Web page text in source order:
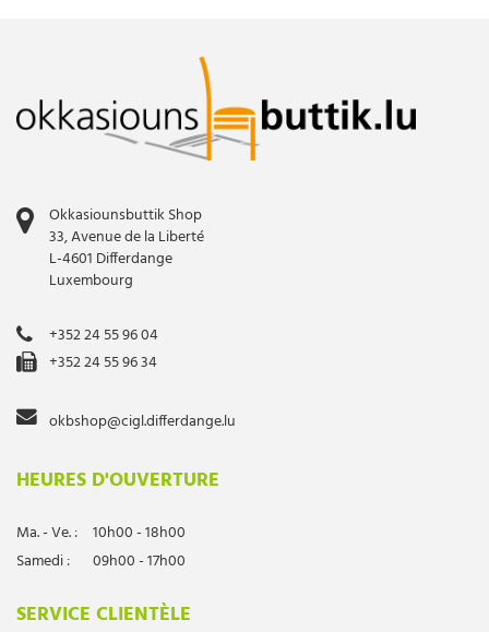
Okkasiounsbuttik Shop
33, Avenue de la Liberté
L-4601 Differdange
Luxembourg
+352 24 55 96 04
+352 24 55 96 34
okbshop@cigl.differdange.lu
HEURES D'OUVERTURE
Ma. - Ve. :
10h00 - 18h00
Samedi :
09h00 - 17h00
SERVICE CLIENTÈLE